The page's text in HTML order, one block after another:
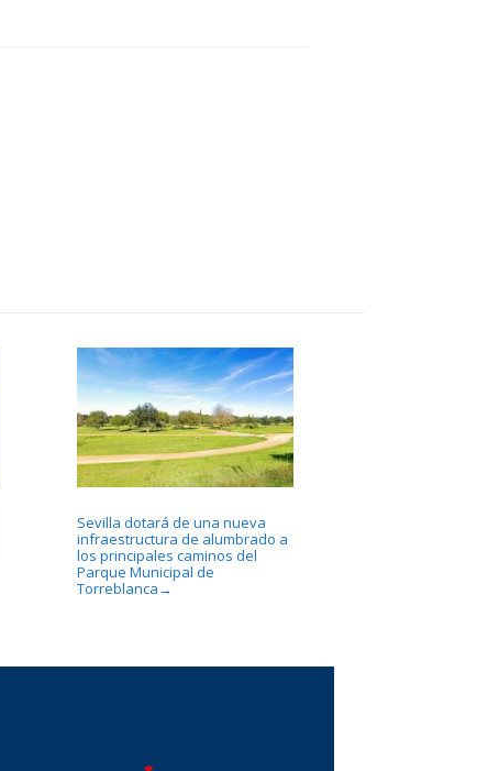
Sevilla dotará de una nueva
infraestructura de alumbrado a
los principales caminos del
Parque Municipal de
Torreblanca →